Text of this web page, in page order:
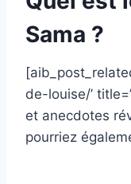
Sama ?
de-louise/’
et anecdotes
pourriez